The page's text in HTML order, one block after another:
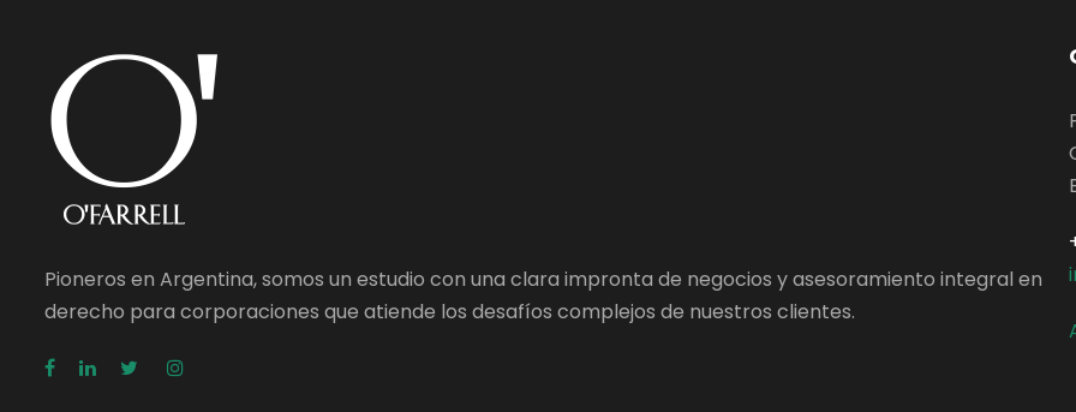
Pioneros en Argentina, somos un estudio con una clara impronta de negocios y asesoramiento integral en
derecho para corporaciones que atiende los desafíos complejos de nuestros clientes.